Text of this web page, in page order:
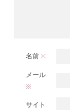
名前 ※
メール
※
サイト